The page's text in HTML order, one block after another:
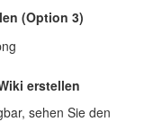
(Option 3)
erstellen
sehen Sie den